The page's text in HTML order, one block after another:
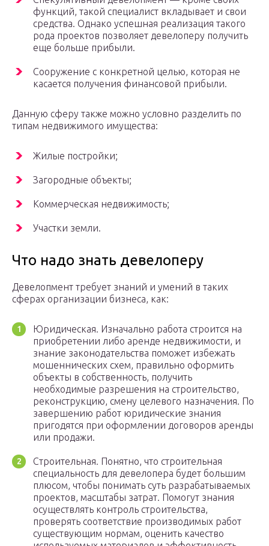
функций, такой специалист вкладывает и свои
средства. Однако успешная реализация такого
рода проектов позволяет девелоперу получить
еще больше прибыли.
Сооружение с конкретной целью, которая не
касается получения финансовой прибыли.
Данную сферу также можно условно разделить по
типам недвижимого имущества:
Жилые постройки;
Загородные объекты;
Коммерческая недвижимость;
Участки земли.
Что надо знать девелоперу
Девелопмент требует знаний и умений в таких
сферах организации бизнеса, как:
Юридическая. Изначально работа строится на
приобретении либо аренде недвижимости, и
знание законодательства поможет избежать
мошеннических схем, правильно оформить
объекты в собственность, получить
необходимые разрешения на строительство,
реконструкцию, смену целевого назначения. По
завершению работ юридические знания
пригодятся при оформлении договоров аренды
или продажи.
Строительная. Понятно, что строительная
специальность для девелопера будет большим
плюсом, чтобы понимать суть разрабатываемых
проектов, масштабы затрат. Помогут знания
осуществлять контроль строительства,
проверять соответствие производимых работ
существующим нормам, оценить качество